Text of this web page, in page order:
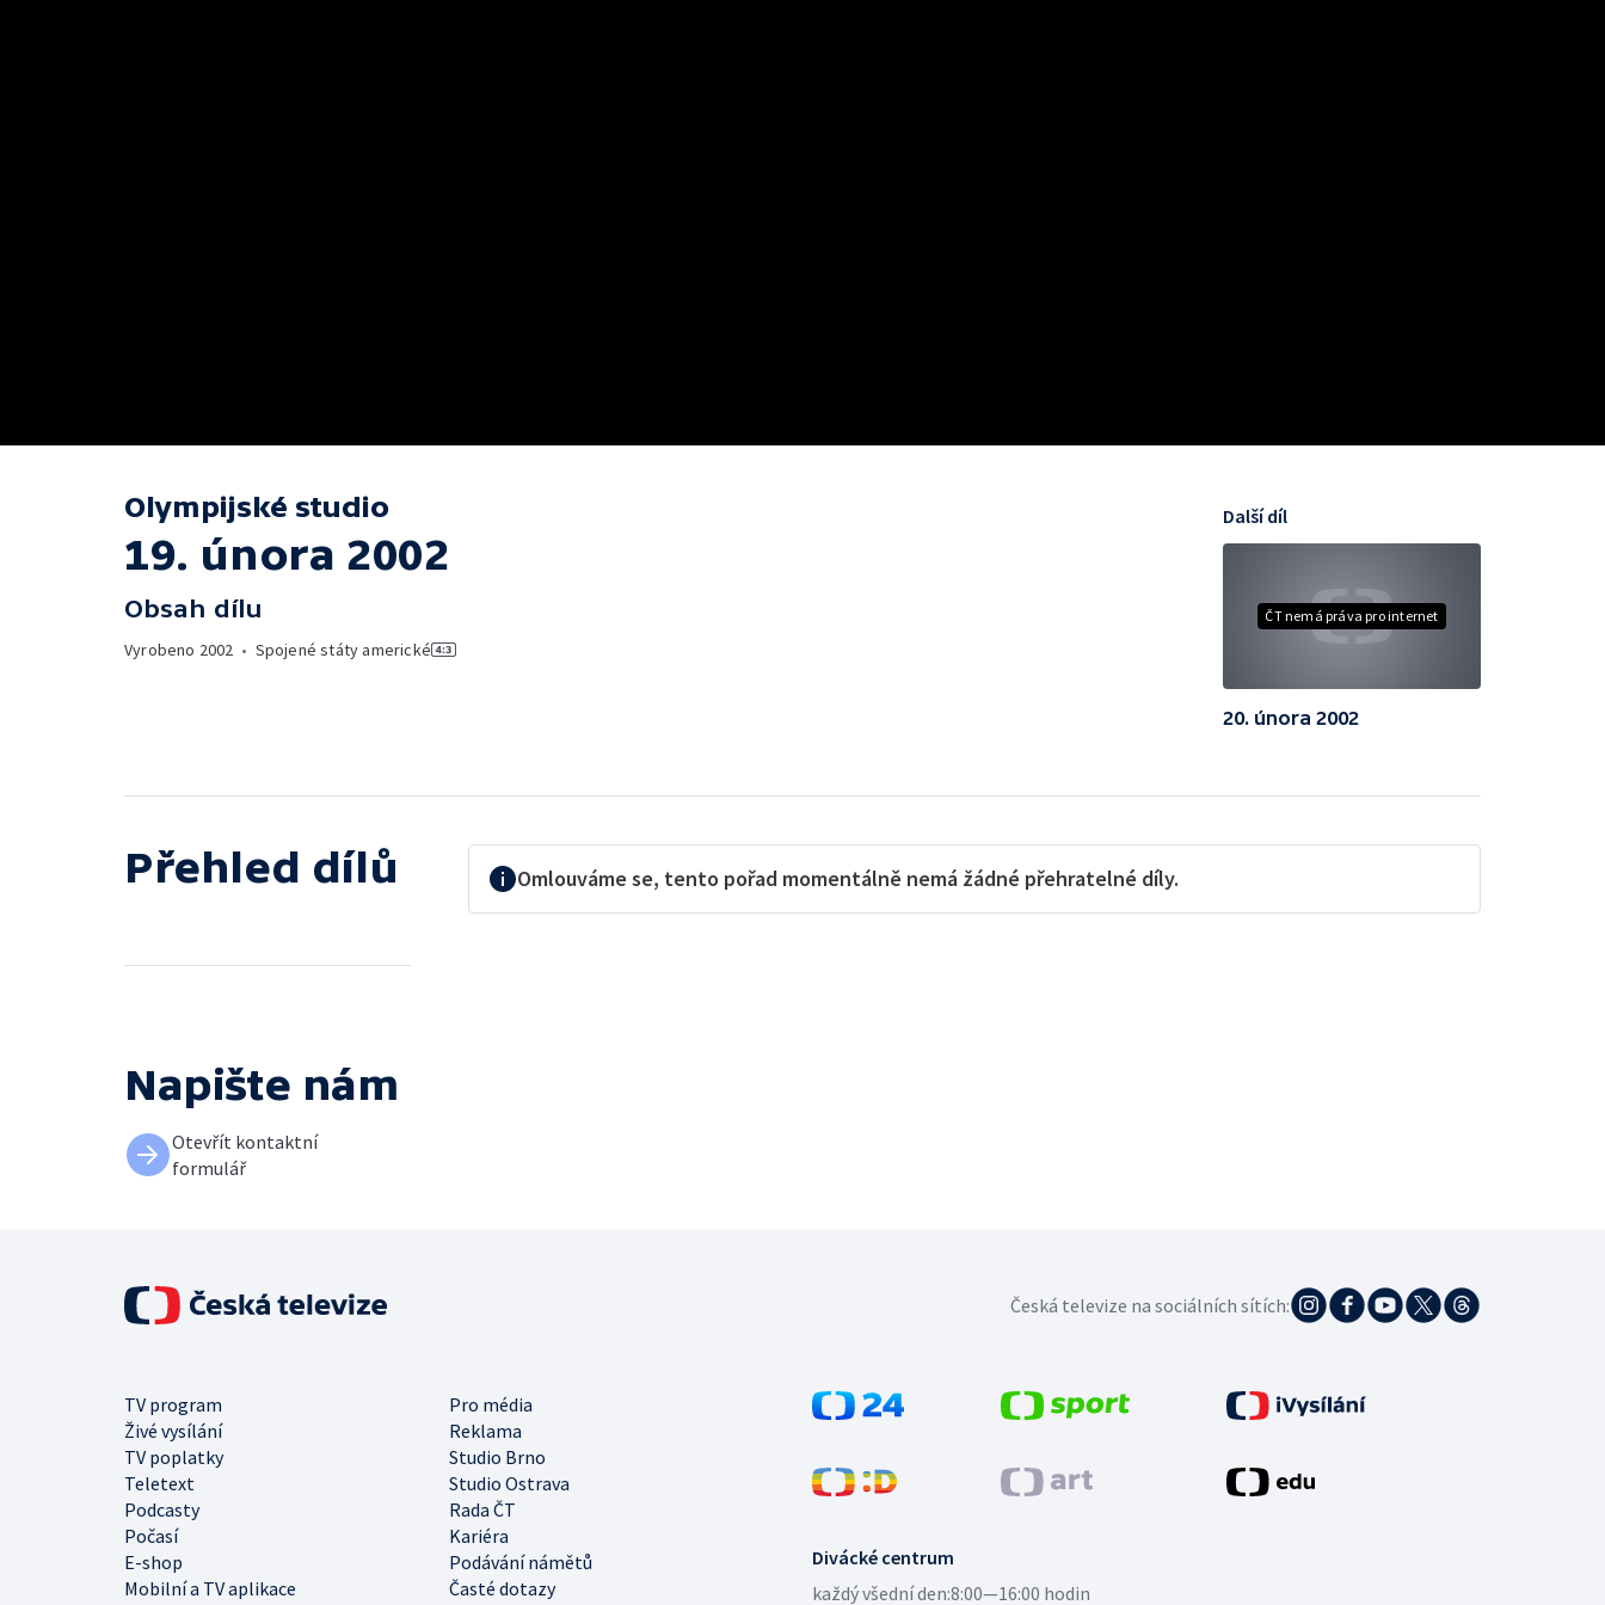
Olympijské studio
19. února 2002
Obsah dílu
Vyrobeno 2002 • Spojené státy americké
ČT nemá práva pro internet
Další díl
20. února 2002
Přehled dílů Omlouváme se, tento pořad momentálně nemá žádné přehratelné díly.
Napište nám
Otevřít kontaktní
formulář
Divácké centrum
každý všední den:8:00—16:00 hodin
TV program
Pro média
Živé vysílání
Reklama
TV poplatky
Studio Brno
Teletext
Studio Ostrava
Podcasty
Rada ČT
Počasí
Kariéra
E-shop
Podávání námětů
Mobilní a TV aplikace
Časté dotazy
Česká televize na sociálních sítích: